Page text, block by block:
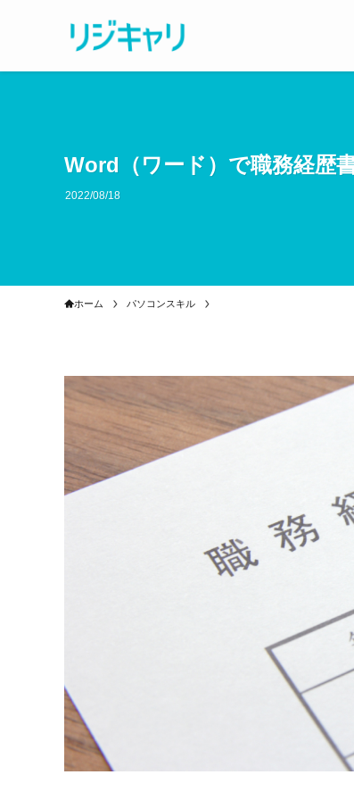
Word（ワード）で職務経歴
2022/08/18
ホーム パソコンスキル